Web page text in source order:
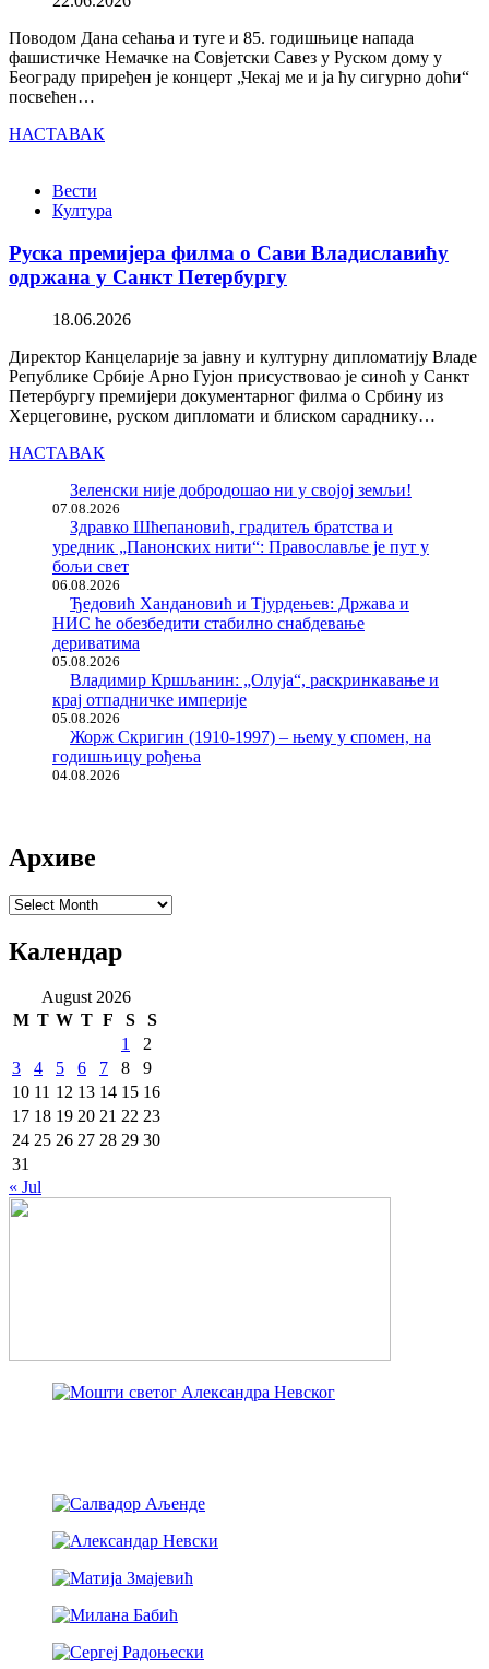
Поводом Дана сећања и туге и 85. годишњице напада
фашистичке Немачке на Совјетски Савез у Руском дому у
Београду приређен је концерт „Чекај ме и ја ћу сигурно доћи“
посвећен…
НАСТАВАК
Вести
Култура
Руска премијера филма о Сави Владиславићу
одржана у Санкт Петербургу
18.06.2026
Директор Канцеларије за јавну и културну дипломатију Владе
Републике Србије Арно Гујон присуствовао је синоћ у Санкт
Петербургу премијери документарног филма о Србину из
Херцеговине, руском дипломати и блиском сараднику…
НАСТАВАК
Зеленски није добродошао ни у својој земљи!
07.08.2026
Здравко Шћепановић, градитељ братства и
уредник „Панонских нити“: Православље је пут у
бољи свет
06.08.2026
Ђедовић Хандановић и Тјурдењев: Држава и
НИС ће обезбедити стабилно снабдевање
дериватима
05.08.2026
Владимир Кршљанин: „Олуја“, раскринкавање и
крај отпадничке империје
05.08.2026
Жорж Скригин (1910-1997) – њему у спомен, на
годишњицу рођења
04.08.2026
Архиве
Архиве
Календар
August 2026
M T W T F S
S
1
2
3
4 5 6 7 8
9
10 11 12 13 14 15 16
17 18 19 20 21 22 23
24 25 26 27 28 29 30
31
« Jul